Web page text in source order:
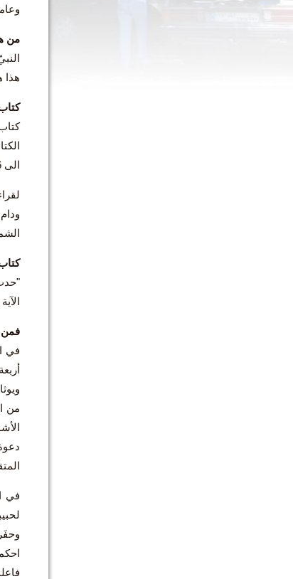
من
هذا
الى 56، والكتاب الثالث من 57 الى 66. انتهت كتابة سفر أشعيا كما نعرفه اليوم في القرن الخامس قبل المسيح.
فمن
من
في